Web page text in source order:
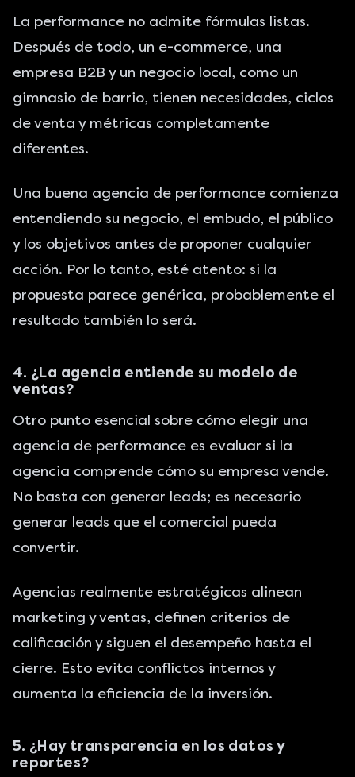
La performance no admite fórmulas listas.
Después de todo, un e-commerce, una
empresa B2B y un negocio local, como un
gimnasio de barrio, tienen necesidades, ciclos
de venta y métricas completamente
diferentes.
Una buena agencia de performance comienza
entendiendo su negocio, el embudo, el público
y los objetivos antes de proponer cualquier
acción. Por lo tanto, esté atento: si la
propuesta parece genérica, probablemente el
resultado también lo será.
4. ¿La agencia entiende su modelo de
ventas?
Otro punto esencial sobre cómo elegir una
agencia de performance es evaluar si la
agencia comprende cómo su empresa vende.
No basta con generar leads; es necesario
generar leads que el comercial pueda
convertir.
Agencias realmente estratégicas alinean
marketing y ventas, definen criterios de
calificación y siguen el desempeño hasta el
cierre. Esto evita conflictos internos y
aumenta la eficiencia de la inversión.
5. ¿Hay transparencia en los datos y
reportes?